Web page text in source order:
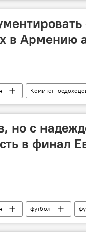
в Армению
Комитет
но с
в финал
футбол
Александр Петраков